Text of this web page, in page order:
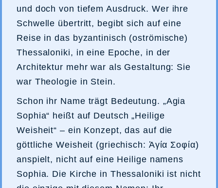
und doch von tiefem Ausdruck. Wer ihre
Schwelle übertritt, begibt sich auf eine
Reise in das byzantinisch (oströmische)
Thessaloniki, in eine Epoche, in der
Architektur mehr war als Gestaltung: Sie
war Theologie in Stein.
Schon ihr Name trägt Bedeutung. „Agia
Sophia“ heißt auf Deutsch „Heilige
Weisheit“ – ein Konzept, das auf die
göttliche Weisheit (griechisch: Ἁγία Σοφία)
anspielt, nicht auf eine Heilige namens
Sophia. Die Kirche in Thessaloniki ist nicht